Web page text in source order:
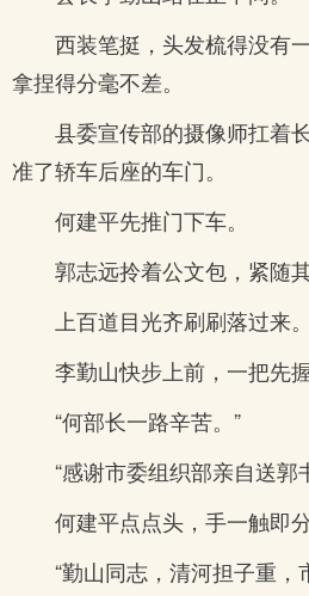
西装笔挺，头发梳得没有
拿捏得分毫不差。
县委宣传部的摄像师扛着
准了轿车后座的车门。
何建平先推门下车。
郭志远拎着公文包，紧随
上百道目光齐刷刷落过来。
李勤山快步上前，一把先
“何部长一路辛苦。”
“感谢市委组织部亲自送郭
何建平点点头，手一触即分
“勤山同志，清河担子重